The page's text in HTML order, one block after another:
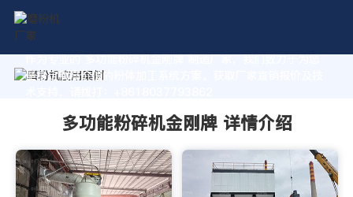
作为专业的 多功能粉碎机金刚牌 制造厂家，我们致力于为您
量身定制高价值的粉体加工系统方案。获取厂家直销报价及技
多功能粉碎机金刚牌 详情介绍